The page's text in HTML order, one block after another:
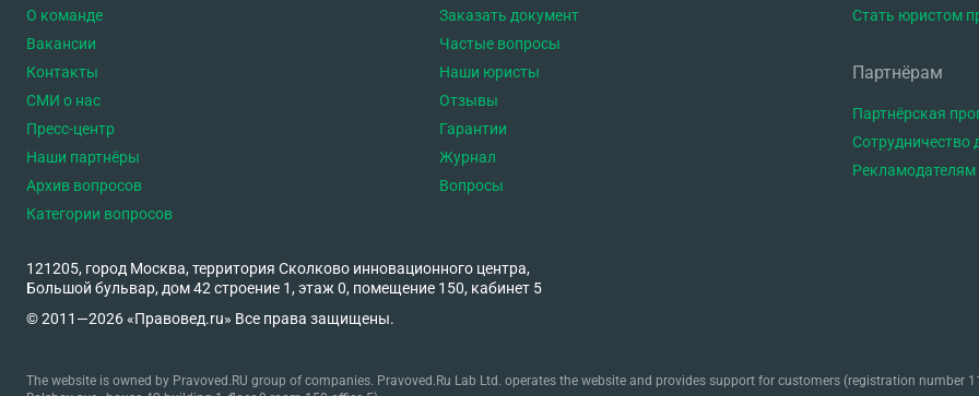
О команде
Вакансии
Контакты
СМИ о нас
Пресс-центр
Наши партнёры
Архив вопросов
Категории вопросов
Заказать документ
Частые вопросы
Наши юристы
Отзывы
Гарантии
Журнал
Вопросы
Стать юристом
Партнёрам
Партнёрская
Сотрудничество
Рекламодателям
121205, город Москва, территория Сколково инновационного центра,
Большой бульвар, дом 42 строение 1, этаж 0, помещение 150, кабинет 5
© 2011—2026 «Правовед.ru» Все права защищены.
The website is owned by Pravoved.RU group of companies. Pravoved.Ru Lab Ltd. operates the website and provides support for customers (registration number